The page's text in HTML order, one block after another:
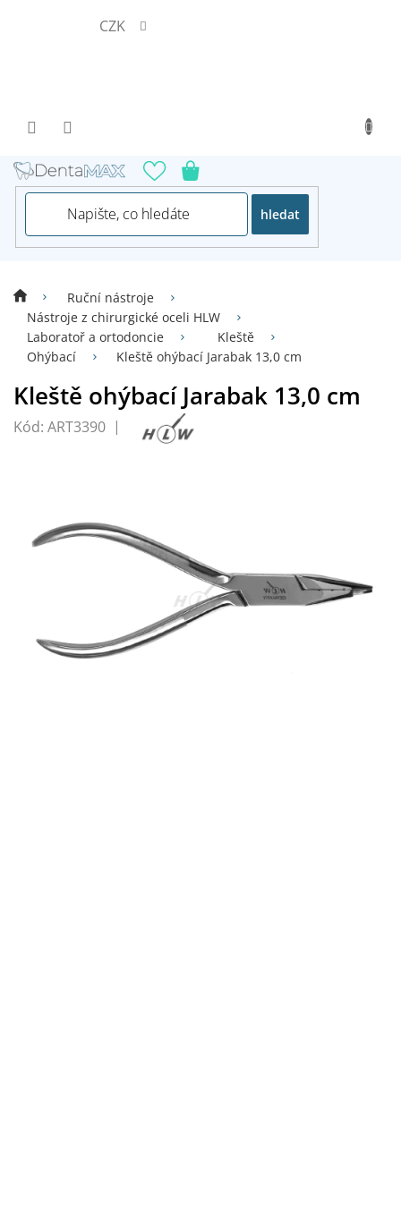
CZK
hledat
Ruční nástroje
Nástroje z chirurgické oceli HLW
Laboratoř a ortodoncie
Kleště
Ohýbací
Kleště ohýbací Jarabak 13,0 cm
Kleště ohýbací Jarabak 13,0 cm
Kód: ART3390